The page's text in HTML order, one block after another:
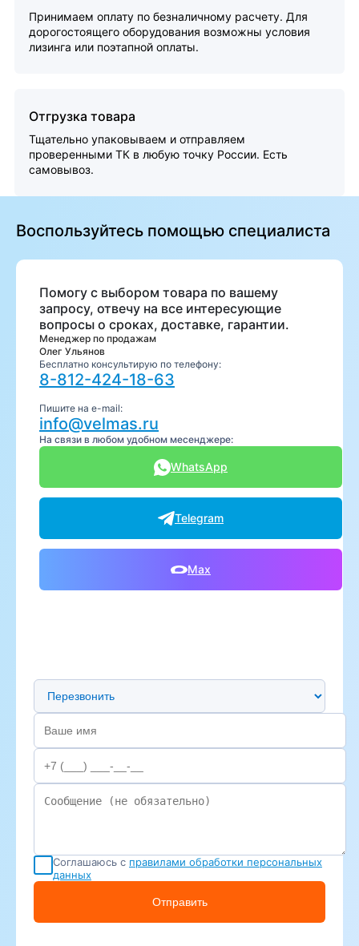
Принимаем оплату по безналичному расчету. Для
дорогостоящего оборудования возможны условия
лизинга или поэтапной оплаты.
Отгрузка товара
Тщательно упаковываем и отправляем
проверенными ТК в любую точку России. Есть
самовывоз.
Воспользуйтесь помощью специалиста
Помогу с выбором товара по вашему
запросу, отвечу на все интересующие
вопросы о сроках, доставке, гарантии.
Менеджер по продажам
Олег Ульянов
Бесплатно консультирую по телефону:
8-812-424-18-63
Пишите на e-mail:
info@velmas.ru
На связи в любом удобном месенджере:
WhatsApp
Telegram
Max
Предпочтительный способ связи
Соглашаюсь с правилами обработки персональных
данных
Отправить